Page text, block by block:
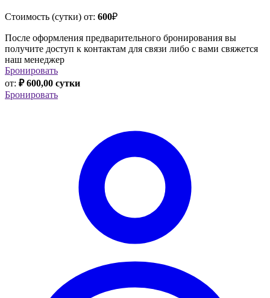
Стоимость (сутки) от: 600₽
После оформления предварительного бронирования вы
получите доступ к контактам для связи либо с вами свяжется
наш менеджер
Бронировать
от: ₽ 600,00 сутки
Бронировать